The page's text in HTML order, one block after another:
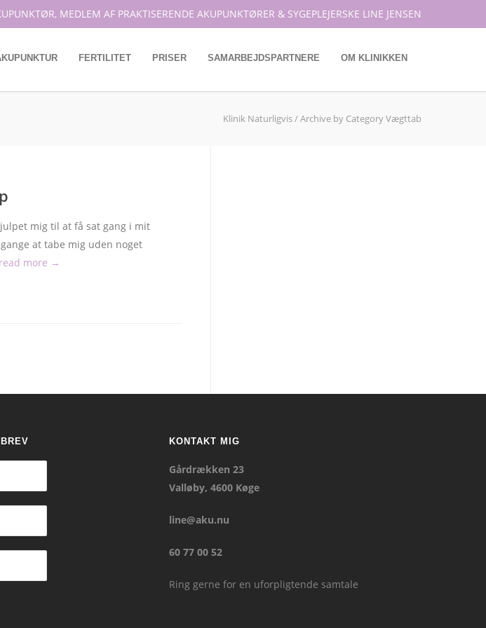
MEDLEM AF PRAKTISERENDE AKUPUNKTØRER & SYGEPLEJERSKE LINE JENSEN
FERTILITET PRISER SAMARBEJDSPARTNERE OM KLINIKKEN
Klinik Naturligvis/Archive by Category Vægttab
mig til at få sat gang i mit
at tabe mig uden noget
read more →
KONTAKT MIG
Gårdrækken 23
Valløby, 4600 Køge
line@aku.nu
60 77 00 52
Ring gerne for en uforpligtende samtale